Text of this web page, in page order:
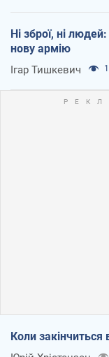
Ні зброї, ні
нову армію
Ігар Тишкевич
Коли закінчиться